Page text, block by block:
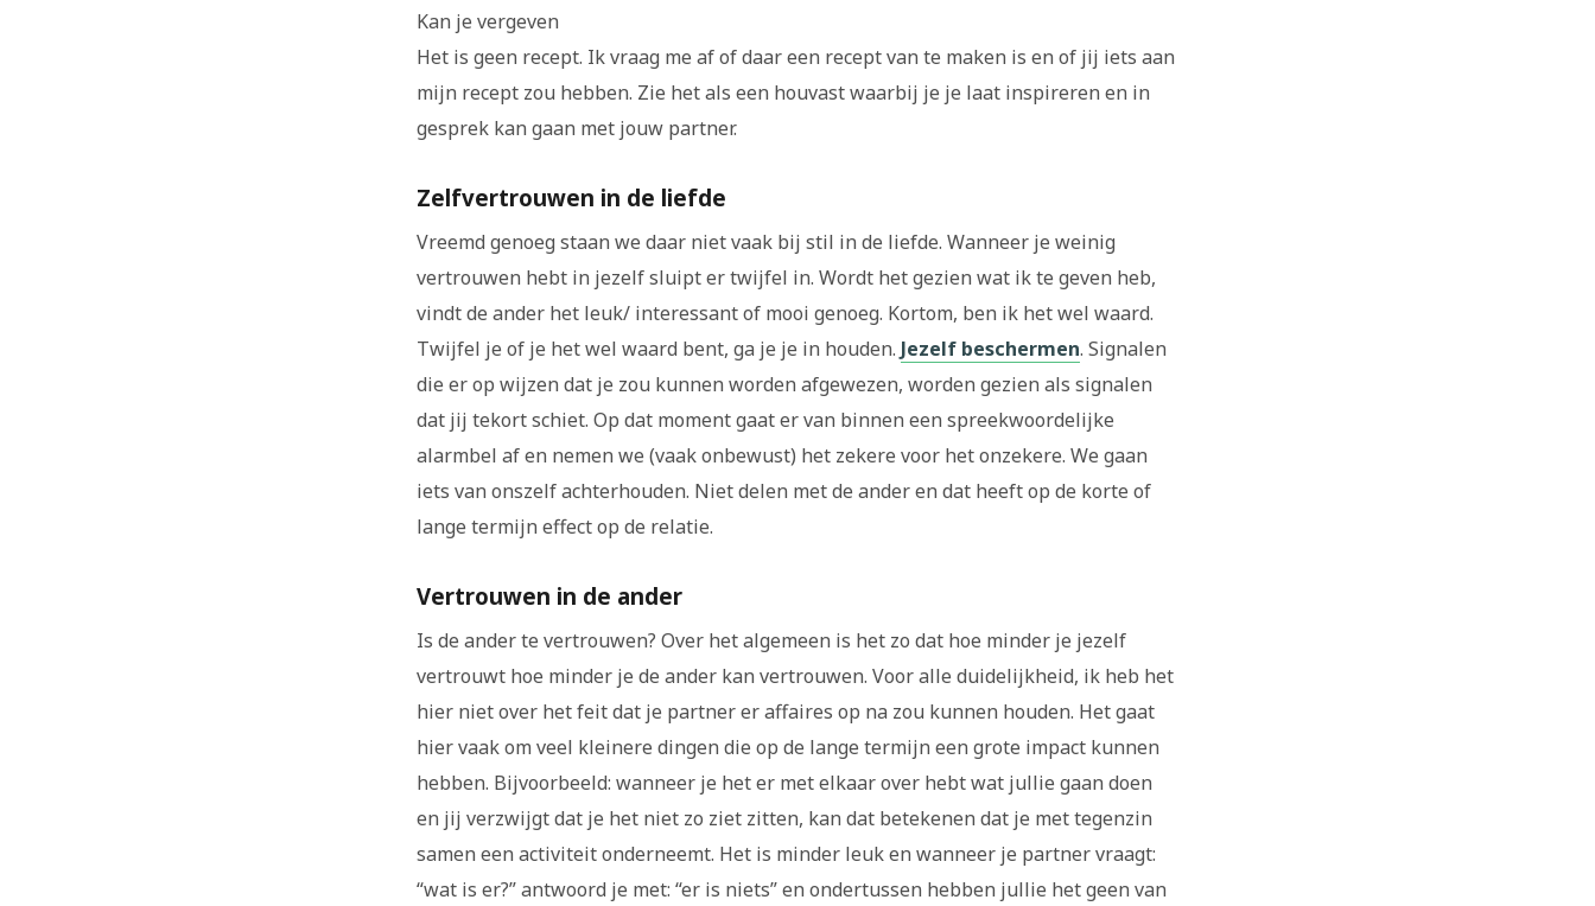
Kan je vergeven
Het is geen recept. Ik vraag me af of daar een recept van te maken is en of jij iets aan
mijn recept zou hebben. Zie het als een houvast waarbij je je laat inspireren en in
gesprek kan gaan met jouw partner.
Zelfvertrouwen in de liefde
Vreemd genoeg staan we daar niet vaak bij stil in de liefde. Wanneer je weinig
vertrouwen hebt in jezelf sluipt er twijfel in. Wordt het gezien wat ik te geven heb,
vindt de ander het leuk/ interessant of mooi genoeg. Kortom, ben ik het wel waard.
Twijfel je of je het wel waard bent, ga je je in houden. Jezelf beschermen. Signalen
die er op wijzen dat je zou kunnen worden afgewezen, worden gezien als signalen
dat jij tekort schiet. Op dat moment gaat er van binnen een spreekwoordelijke
alarmbel af en nemen we (vaak onbewust) het zekere voor het onzekere. We gaan
iets van onszelf achterhouden. Niet delen met de ander en dat heeft op de korte of
lange termijn effect op de relatie.
Vertrouwen in de ander
Is de ander te vertrouwen? Over het algemeen is het zo dat hoe minder je jezelf
vertrouwt hoe minder je de ander kan vertrouwen. Voor alle duidelijkheid, ik heb het
hier niet over het feit dat je partner er affaires op na zou kunnen houden. Het gaat
hier vaak om veel kleinere dingen die op de lange termijn een grote impact kunnen
hebben. Bijvoorbeeld: wanneer je het er met elkaar over hebt wat jullie gaan doen
en jij verzwijgt dat je het niet zo ziet zitten, kan dat betekenen dat je met tegenzin
samen een activiteit onderneemt. Het is minder leuk en wanneer je partner vraagt:
“wat is er?” antwoord je met: “er is niets” en ondertussen hebben jullie het geen van